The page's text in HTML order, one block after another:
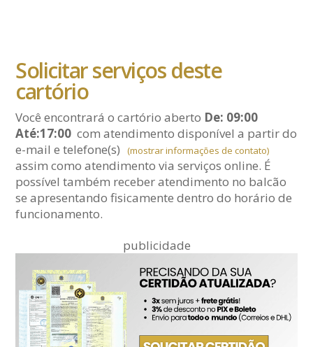
Solicitar serviços deste
cartório
Você encontrará o cartório aberto De: 09:00
Até:17:00 com atendimento disponível a partir do
e-maile telefone(s) (mostrar informações de contato)
assim como atendimento via serviços online. É
possível também receber atendimento no balcão
se apresentando fisicamente dentro do horário de
funcionamento.
publicidade